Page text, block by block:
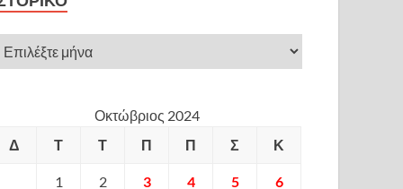
Οκτώβριος 2024
Δ
Τ Τ Π Π Σ Κ
1 2 3 4 5 6